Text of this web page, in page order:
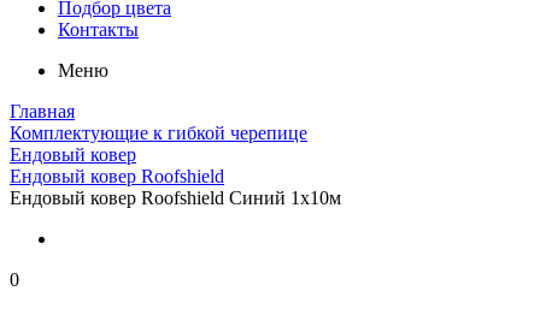
Подбор цвета
Контакты
Меню
Главная
Комплектующие к гибкой черепице
Ендовый ковер
Ендовый ковер Roofshield
Ендовый ковер Roofshield Синий 1х10м
0